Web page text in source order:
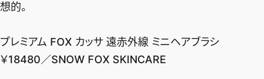
想的。
プレミアム FOX カッサ 遠⾚外線 ミニヘアブラシ
￥18480／SNOW FOX SKINCARE